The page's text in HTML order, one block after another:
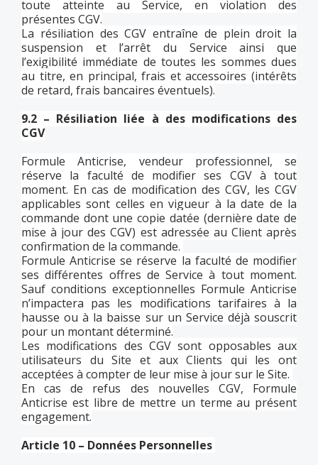
toute atteinte au Service, en violation des
présentes CGV.
La résiliation des CGV entraîne de plein droit la
suspension et l’arrêt du Service ainsi que
l’exigibilité immédiate de toutes les sommes dues
au titre, en principal, frais et accessoires (intérêts
de retard, frais bancaires éventuels).
9.2 – Résiliation liée à des modifications des
CGV
Formule Anticrise, vendeur professionnel, se
réserve la faculté de modifier ses CGV à tout
moment. En cas de modification des CGV, les CGV
applicables sont celles en vigueur à la date de la
commande dont une copie datée (dernière date de
mise à jour des CGV) est adressée au Client après
confirmation de la commande.
Formule Anticrise se réserve la faculté de modifier
ses différentes offres de Service à tout moment.
Sauf conditions exceptionnelles Formule Anticrise
n’impactera pas les modifications tarifaires à la
hausse ou à la baisse sur un Service déjà souscrit
pour un montant déterminé.
Les modifications des CGV sont opposables aux
utilisateurs du Site et aux Clients qui les ont
acceptées à compter de leur mise à jour sur le Site.
En cas de refus des nouvelles CGV, Formule
Anticrise est libre de mettre un terme au présent
engagement.
Article 10 – Données Personnelles